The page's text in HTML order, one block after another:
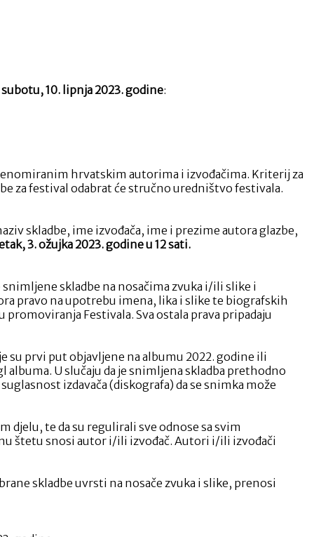
subotu, 10. lipnja 2023. godine:
hrvatskim autorima i izvođačima. Kriterij za
za festival odabrat će stručno uredništvo festivala.
skladbe, ime izvođača, ime i prezime autora glazbe,
3. ožujka 2023. godine u 12 sati.
skladbe na nosačima zvuka i/ili slike i
pravo na upotrebu imena, lika i slike te biografskih
Festivala. Sva ostala prava pripadaju
prvi put objavljene na albumu 2022. godine ili
U slučaju da je snimljena skladba prethodno
izdavača (diskografa) da se snimka može
djelu, te da su regulirali sve odnose sa svim
štetu snosi autor i/ili izvođač. Autori i/ili izvođači
skladbe uvrsti na nosače zvuka i slike, prenosi